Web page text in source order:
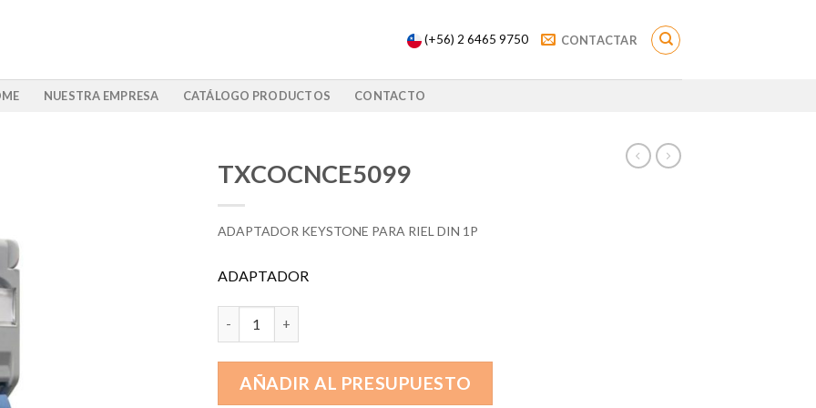
(+56) 2 6465 9750 CONTACTAR
NUESTRA EMPRESA CATÁLOGO PRODUCTOS CONTACTO
TXCOCNCE5099
ADAPTADOR KEYSTONE PARA RIEL DIN 1P
ADAPTADOR
AÑADIR AL PRESUPUESTO